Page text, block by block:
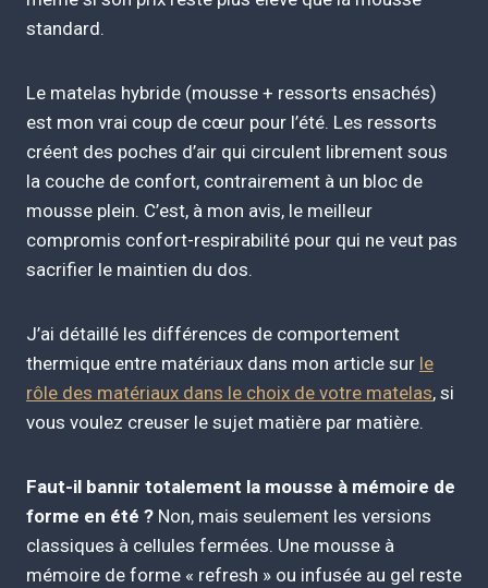
standard.
Le matelas hybride (mousse + ressorts ensachés)
est mon vrai coup de cœur pour l’été. Les ressorts
créent des poches d’air qui circulent librement sous
la couche de confort, contrairement à un bloc de
mousse plein. C’est, à mon avis, le meilleur
compromis confort-respirabilité pour qui ne veut pas
sacrifier le maintien du dos.
J’ai détaillé les différences de comportement
thermique entre matériaux dans mon article sur le
rôle des matériaux dans le choix de votre matelas, si
vous voulez creuser le sujet matière par matière.
Faut-il bannir totalement la mousse à mémoire de
forme en été ? Non, mais seulement les versions
classiques à cellules fermées. Une mousse à
mémoire de forme « refresh » ou infusée au gel reste